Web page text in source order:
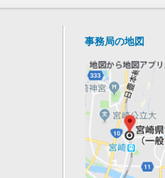
事務局の地図